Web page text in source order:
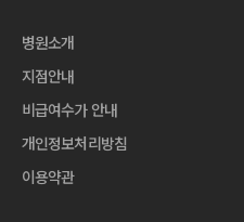
병원소개
지점안내
비급여수가 안내
개인정보처리방침
이용약관